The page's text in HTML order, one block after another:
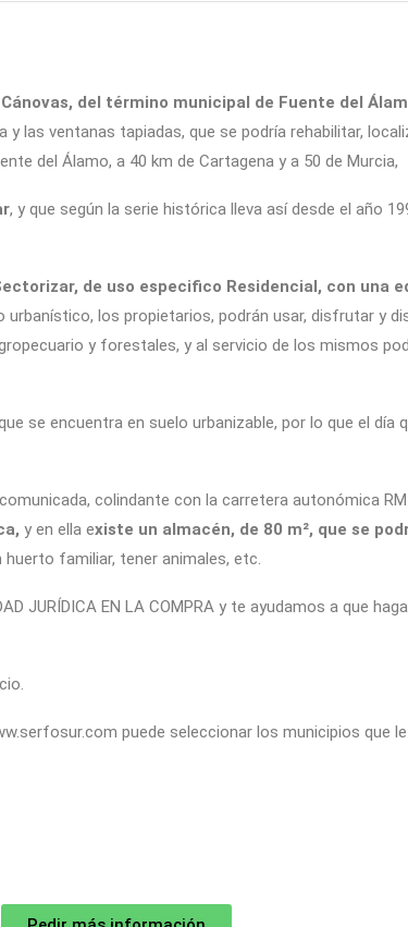
del término municipal de Fuente del
y las ventanas tapiadas, que se podría rehabilitar,
del Álamo, a 40 km de Cartagena y a 50 de Murcia,
, y que según la serie histórica lleva así desde el año
de uso especifico Residencial, con una
urbanístico, los propietarios, podrán usar, disfrutar y
y forestales, y al servicio de los mismos
se encuentra en suelo urbanizable, por lo que el día
colindante con la carretera autonómica
y en ella existe un almacén, de 80 m², que se
familiar, tener animales, etc.
JURÍDICA EN LA COMPRA y te ayudamos a que
puede seleccionar los municipios que